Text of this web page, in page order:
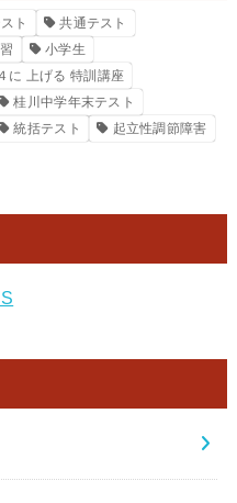
ト
共通テスト
小学生
に 上げる 特訓講座
桂川中学年末テスト
統括テスト
起立性調節障害